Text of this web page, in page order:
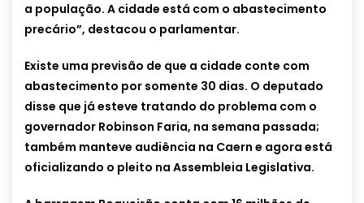
a população. A cidade está com o abastecimento
precário”, destacou o parlamentar.
Existe uma previsão de que a cidade conte com
abastecimento por somente 30 dias. O deputado
disse que já esteve tratando do problema com o
governador Robinson Faria, na semana passada;
também manteve audiência na Caern e agora está
oficializando o pleito na Assembleia Legislativa.